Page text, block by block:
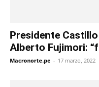
Presidente
Alberto Fujimori:
Macronorte.pe - 17 marzo, 2022